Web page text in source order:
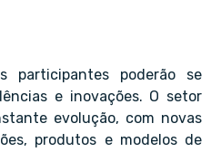
participantes poderão se
e inovações. O setor
evolução, com novas
produtos e modelos de